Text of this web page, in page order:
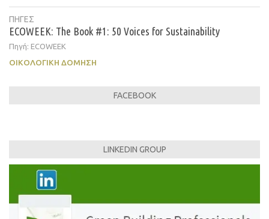
ΠΗΓΕΣ
ECOWEEK: The Book #1: 50 Voices for Sustainability
Πηγή: ECOWEEK
ΟΙΚΟΛΟΓΙΚΉ ΔΌΜΗΣΗ
FACEBOOK
LINKEDIN GROUP